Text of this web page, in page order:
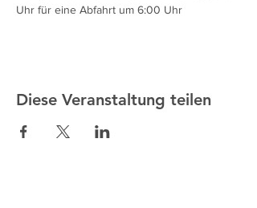
Uhr für eine Abfahrt um 6:00 Uhr
Diese Veranstaltung teilen